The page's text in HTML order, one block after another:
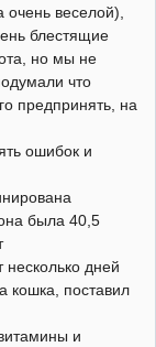
очень веселой),
блестящие
но мы не
что
предпринять, на
ошибок и
была 40,5
несколько дней
кошка, поставил
и